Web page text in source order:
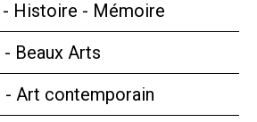
Histoire - Mémoire
Beaux Arts
Art contemporain